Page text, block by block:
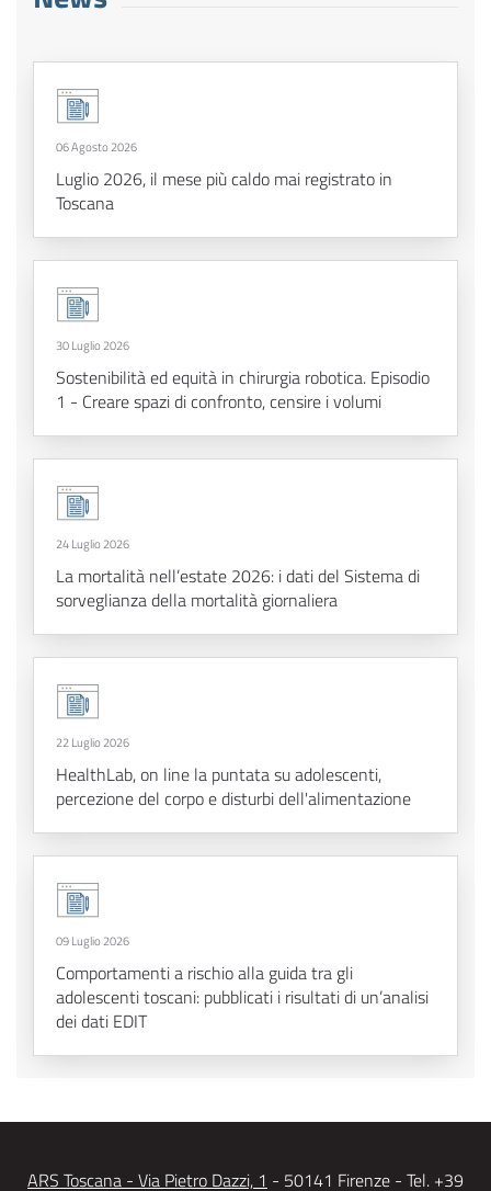
06 Agosto 2026
Luglio 2026, il mese più caldo mai registrato in
Toscana
30 Luglio 2026
Sostenibilità ed equità in chirurgia robotica. Episodio
1 - Creare spazi di confronto, censire i volumi
24 Luglio 2026
La mortalità nell’estate 2026: i dati del Sistema di
sorveglianza della mortalità giornaliera
22 Luglio 2026
HealthLab, on line la puntata su adolescenti,
percezione del corpo e disturbi dell'alimentazione
09 Luglio 2026
Comportamenti a rischio alla guida tra gli
adolescenti toscani: pubblicati i risultati di un’analisi
dei dati EDIT
ARS Toscana - Via Pietro Dazzi, 1 - 50141 Firenze - Tel. +39